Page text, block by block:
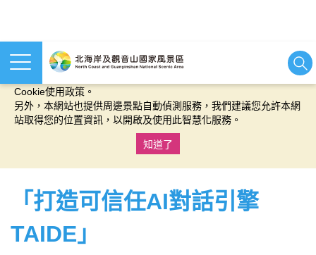
本網站使用cookies等相關技術以持續優化網站服務，並有助於為
Cookie使用政策。
另外，本網站也提供周邊景點自動偵測服務，我們建議您允許本網
站取得您的位置資訊，以開啟及使用此智慧化服務。
知道了
「打造可信任AI對話引擎
TAIDE」